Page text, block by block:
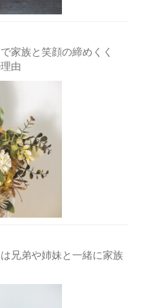
家族と笑顔の締めくく
由
兄弟や姉妹と一緒に家族